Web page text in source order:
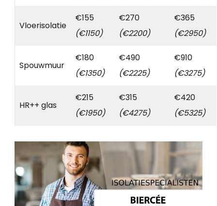
Vloerisolatie
€155
(€1150)
€270
(€2200)
€365
(€2950)
Spouwmuur
€180
(€1350)
€490
(€2225)
€910
(€3275)
HR++ glas
€215
(€1950)
€315
(€4275)
€420
(€5325)